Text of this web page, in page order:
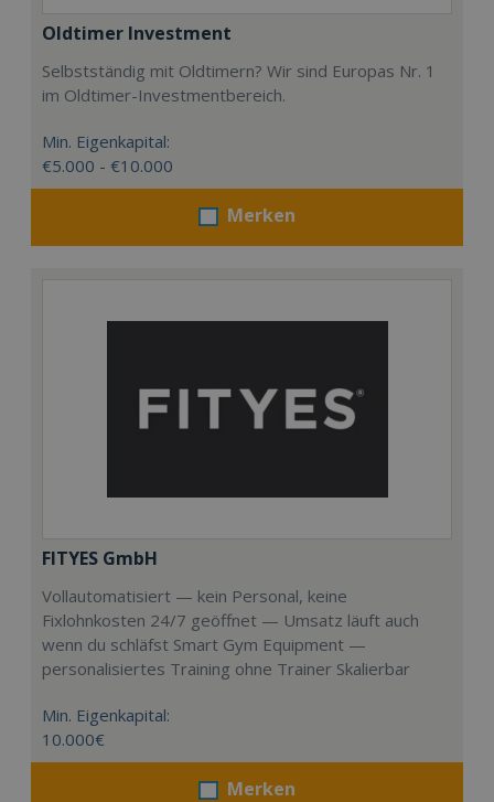
Oldtimer Investment
Selbstständig mit Oldtimern? Wir sind Europas Nr. 1
im Oldtimer-Investmentbereich.
Min. Eigenkapital:
€5.000 - €10.000
Merken
FITYES GmbH
Vollautomatisiert — kein Personal, keine
Fixlohnkosten 24/7 geöffnet — Umsatz läuft auch
wenn du schläfst Smart Gym Equipment —
personalisiertes Training ohne Trainer Skalierbar
Min. Eigenkapital:
10.000€
Merken